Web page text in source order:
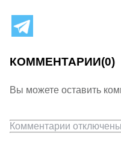
КОММЕНТАРИИ(0)
Вы можете оставить
Комментарии